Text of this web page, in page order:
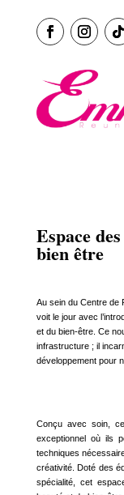
Espace
bien être
Au sein du Centre de
voit le jour avec
et du bien-être. Ce
infrastructure ; il
développement pour
Conçu avec soin,
exceptionnel où ils
techniques
créativité. Doté des
spécialité, cet